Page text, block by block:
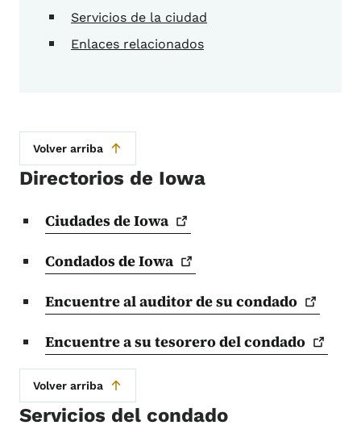
Servicios de la ciudad
Enlaces relacionados
Volver arriba
Directorios de Iowa
Ciudades deIowa
Condados deIowa
Encuentre al auditor de sucondado
Encuentre a su tesorero delcondado
Volver arriba
Servicios del condado